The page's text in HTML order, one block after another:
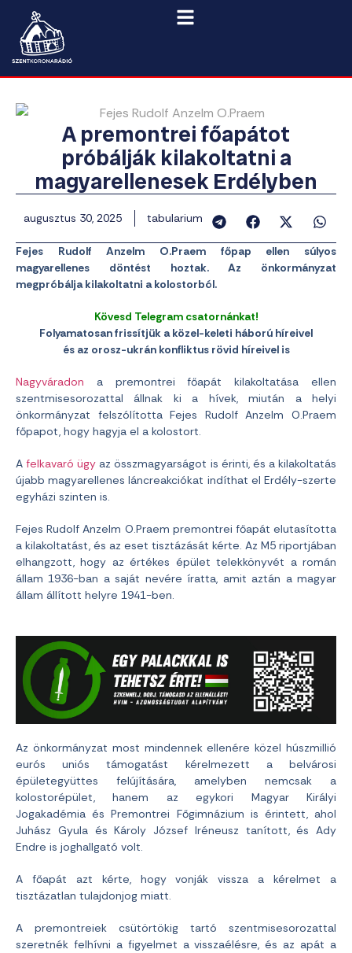
A premontrei főapátot
próbálják kilakoltatni a
magyarellenesek Erdélyben
augusztus 30, 2025 tabularium
Fejes Rudolf Anzelm O.Praem főpap ellen súlyos
magyarellenes döntést hoztak. Az önkormányzat
megpróbálja kilakoltatni a kolostorból.
Kövesd Telegram csatornánkat!
Folyamatosan frissítjük a közel-keleti háború híreivel
és az orosz-ukrán konfliktus rövid híreivel is
Nagyváradon a premontrei főapát kilakoltatása ellen
szentmisesorozattal állnak ki a hívek, miután a helyi
önkormányzat felszólította Fejes Rudolf Anzelm O.Praem
főpapot, hogy hagyja el a kolostort.
Afelkavaró ügy az összmagyarságot is érinti, és a kilakoltatás
újabb magyarellenes láncreakciókat indíthat el Erdély-szerte
egyházi szinten is.
Fejes Rudolf Anzelm O.Praem premontrei főapát elutasította
a kilakoltatást, és az eset tisztázását kérte. Az M5 riportjában
elhangzott, hogy az értékes épület telekkönyvét a román
állam 1936-ban a saját nevére íratta, amit aztán a magyar
állam állított helyre 1941-ben.
Az önkormányzat most mindennek ellenére közel húszmillió
eurós uniós támogatást kérelmezett a belvárosi
épületegyüttes felújítására, amelyben nemcsak a
kolostorépület, hanem az egykori Magyar Királyi
Jogakadémia és Premontrei Főgimnázium is érintett, ahol
Juhász Gyula és Károly József Iréneusz tanított, és Ady
Endre is joghallgató volt.
A főapát azt kérte, hogy vonják vissza a kérelmet a
tisztázatlan tulajdonjog miatt.
A premontreiek csütörtökig tartó szentmisesorozattal
szeretnék felhívni a figyelmet a visszaélésre, és az apát a